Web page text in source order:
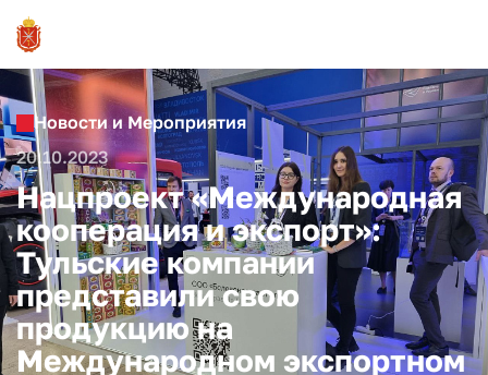
Новости и Мероприятия
20.10.2023
Нацпроект «Международная
кооперация и экспорт»:
Тульские компании
представили свою
продукцию на
Международном экспортном